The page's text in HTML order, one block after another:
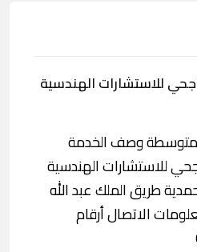
للاستشارات الهندسية
وصف الخدمة
للاستشارات الهندسية
طريق الملك عبد الله
الاتصال أرقام